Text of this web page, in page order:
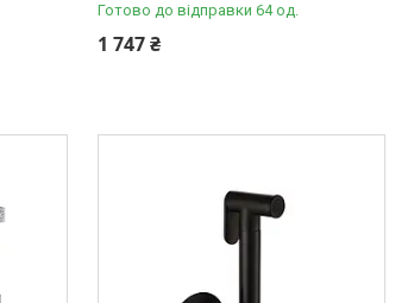
Готово до відправки 64 од.
1 747 ₴